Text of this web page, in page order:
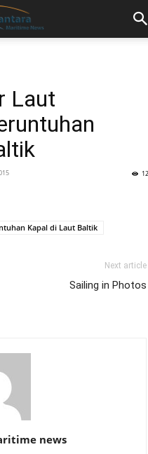
Laut
Kapal di Laut Baltik
Next article
Sailing in Photos
news